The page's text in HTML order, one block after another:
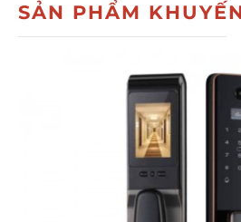
SẢN PHẨM